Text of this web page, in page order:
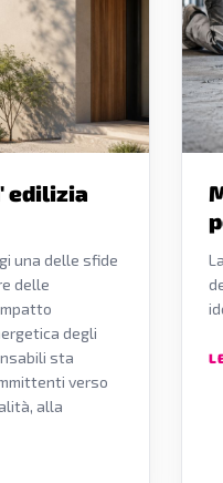
edilizia
una delle sfide
delle
degli
sta
verso
alla